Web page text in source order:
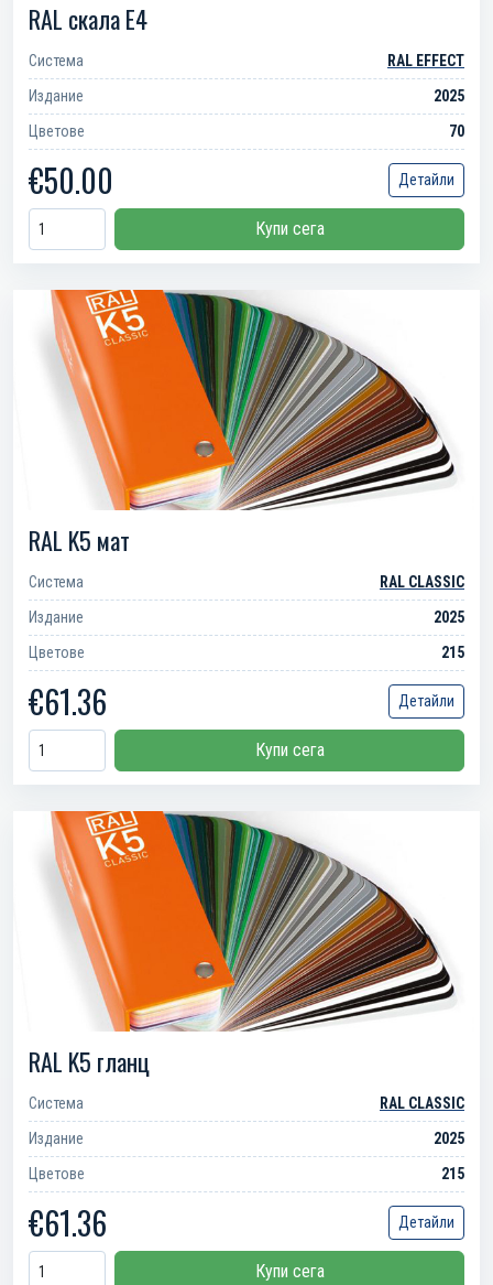
RAL скала E4
Система
RAL EFFECT
Издание
2025
Цветове
70
€50.00 Детайли
Купи сега
RAL K5 мат
Система
RAL CLASSIC
Издание
2025
Цветове
215
€61.36 Детайли
Купи сега
RAL K5 гланц
Система
RAL CLASSIC
Издание
2025
Цветове
215
€61.36 Детайли
Купи сега